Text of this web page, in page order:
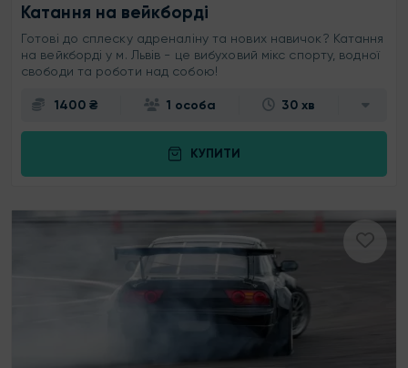
Катання на вейкборді
Готові до сплеску адреналіну та нових навичок? Катання
на вейкборді у м. Львів - це вибуховий мікс спорту, водної
свободи та роботи над собою!
1400 ₴ 1 особа 30 хв
КУПИТИ